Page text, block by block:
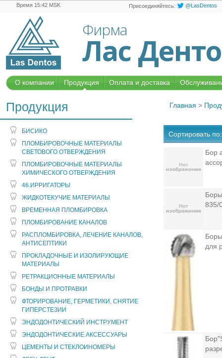
Время 15:42 MSK Присоединяйтесь: @LasDentos
Фирма
Лас
О компании Продукция Оплата и доставка
Продукция
БИСИКО
ПЛОМБИРОВОЧНЫЕ МАТЕРИАЛЫ
СВЕТОВОГО ОТВЕРЖДЕНИЯ
ПЛОМБИРОВОЧНЫЕ МАТЕРИАЛЫ
ХИМИЧЕСКОГО ОТВЕРЖДЕНИЯ
46.ИРРИГАТОРЫ
ЖИДКОТЕКУЧИЕ МАТЕРИАЛЫ
ВРЕМЕННАЯ ПЛОМБИРОВКА
ПЛОМБИРОВАНИЕ КАНАЛОВ
РАСПЛОМБИРОВКА, ЛЕЧЕНИЕ КАНАЛОВ,
АНТИСЕПТИКИ
ПРОКЛАДОЧНЫЕ И ИЗОЛИРУЮЩИЕ
МАТЕРИАЛЫ
РЕТРАКЦИОННЫЕ МАТЕРИАЛЫ
БОНДЫ И ПРОТРАВКИ
ФТОРИРОВАНИЕ, ГЕРМЕТИКИ, СНЯТИЕ
ГИПЕРСТЕЗИИ
ЭНДОДОНТИЧЕСКИЙ ИНСТРУМЕНТ
ЭНДОДОНТИЧЕСКИЕ АКСЕССУАРЫ
ЦЕМЕНТЫ И СТЕКЛОИНОМЕРЫ
Главная >
Сортировать по:
Бор
835/
для